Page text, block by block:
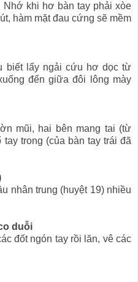
Nhớ khi hơ bàn tay phải xòe
hàm mặt đau cứng sẽ mềm
biết lấy ngải cứu hơ dọc từ
đến giữa đôi lông mày
mũi, hai bên mang tai (từ
trong (của bàn tay trái đã
nhân trung (huyệt 19) nhiều
duỗi
đốt ngón tay rồi lăn, vê các